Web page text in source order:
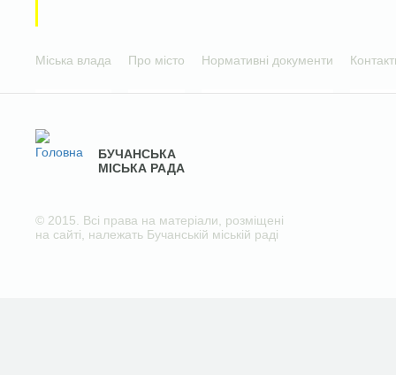
Міська влада Про місто Нормативні документи
БУЧАНСЬКА
МІСЬКА РАДА
© 2015. Всі права на матеріали, розміщені
на сайті, належать Бучанській міській раді